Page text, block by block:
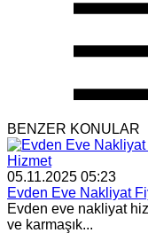
BENZER KONULAR
Hizmet
05.11.2025 05:23
Evden Eve Nakliyat
Evden eve nakliyat
ve karmaşık...